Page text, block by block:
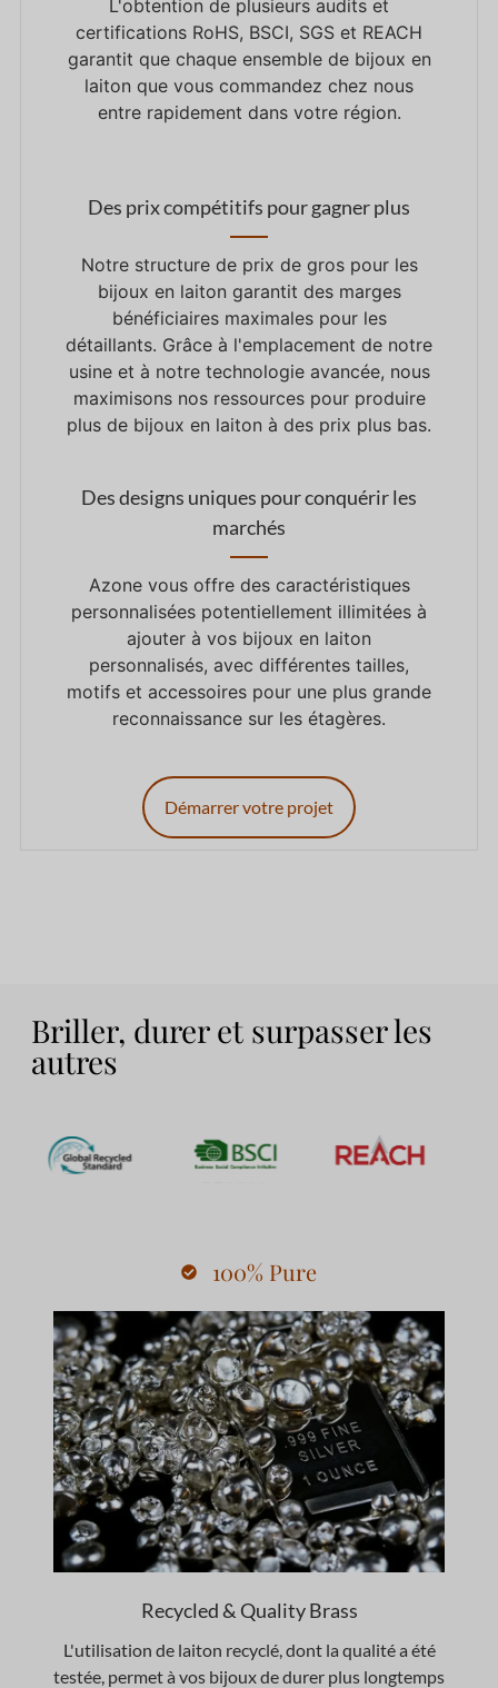
L'obtention de plusieurs audits et
certifications RoHS, BSCI, SGS et REACH
garantit que chaque ensemble de bijoux en
laiton que vous commandez chez nous
entre rapidement dans votre région.
Des prix compétitifs pour gagner plus
Notre structure de prix de gros pour les
bijoux en laiton garantit des marges
bénéficiaires maximales pour les
détaillants. Grâce à l'emplacement de notre
usine et à notre technologie avancée, nous
maximisons nos ressources pour produire
plus de bijoux en laiton à des prix plus bas.
Des designs uniques pour conquérir les
marchés
Azone vous offre des caractéristiques
personnalisées potentiellement illimitées à
ajouter à vos bijoux en laiton
personnalisés, avec différentes tailles,
motifs et accessoires pour une plus grande
reconnaissance sur les étagères.
Démarrer votre projet
Briller, durer et surpasser les
autres
100% Pure
Recycled & Quality Brass
L'utilisation de laiton recyclé, dont la qualité a été
testée, permet à vos bijoux de durer plus longtemps